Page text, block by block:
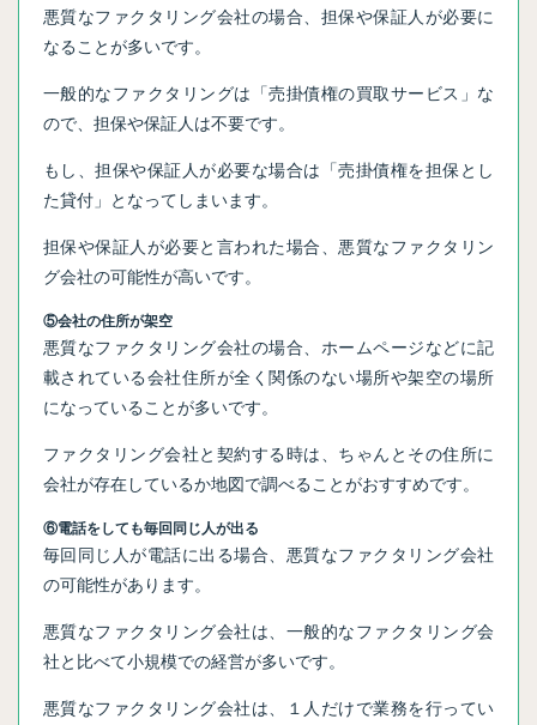
悪質なファクタリング会社の場合、担保や保証人が必要に
なることが多いです。
一般的なファクタリングは「売掛債権の買取サービス」な
ので、担保や保証人は不要です。
もし、担保や保証人が必要な場合は「売掛債権を担保とし
た貸付」となってしまいます。
担保や保証人が必要と言われた場合、悪質なファクタリン
グ会社の可能性が高いです。
⑤会社の住所が架空
悪質なファクタリング会社の場合、ホームページなどに記
載されている会社住所が全く関係のない場所や架空の場所
になっていることが多いです。
ファクタリング会社と契約する時は、ちゃんとその住所に
会社が存在しているか地図で調べることがおすすめです。
⑥電話をしても毎回同じ人が出る
毎回同じ人が電話に出る場合、悪質なファクタリング会社
の可能性があります。
悪質なファクタリング会社は、一般的なファクタリング会
社と比べて小規模での経営が多いです。
悪質なファクタリング会社は、１人だけで業務を行ってい